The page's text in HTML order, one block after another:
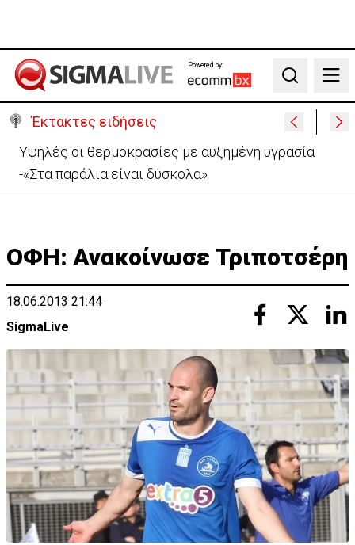
Powered by:
Search
Έκτακτες ειδήσεις
ΠτΔ: Εντατικοποιούνται οι προσπάθειες για τα
εντάλματα σύλληψης Ισαάκ-Σολωμού
ΟΦΗ: Ανακοίνωσε Τριποτσέρη
18.06.2013 21:44
SigmaLive